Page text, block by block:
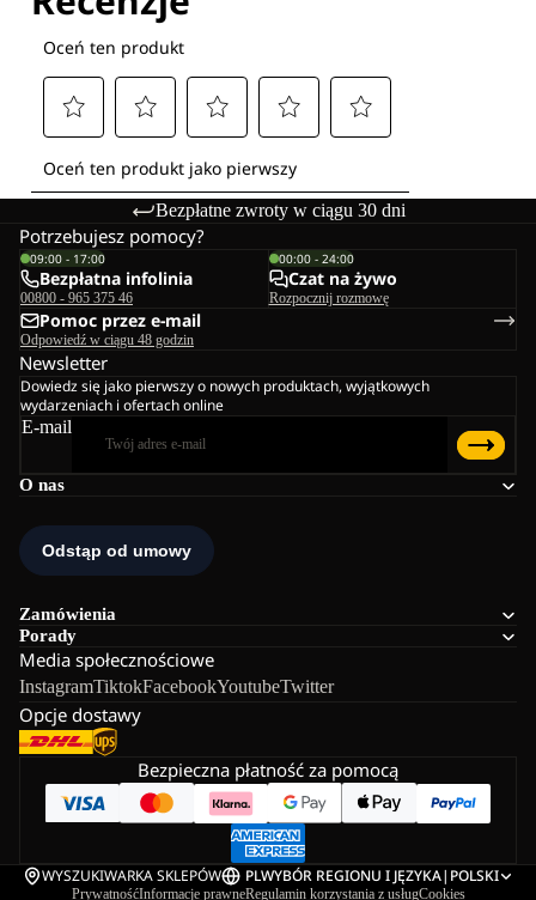
Bezpłatne zwroty w ciągu 30 dni
O nas
Zamówienia
Porady
Media społecznościowe
InstagramTiktokFacebookYoutubeTwitter
Opcje dostawy
Potrzebujesz pomocy?
09:00 - 17:00
Bezpłatna infolinia
00800 - 965 375 46
00:00 - 24:00
Czat na żywo
Rozpocznij rozmowę
Pomoc przez e-mail
Odpowiedź w ciągu 48 godzin
Newsletter
Dowiedz się jako pierwszy o nowych produktach, wyjątkowych
wydarzeniach i ofertach online
E-mail
Bezpieczna płatność za pomocą
WYSZUKIWARKA SKLEPÓW PLWYBÓR REGIONU I JĘZYKA| POLSKI
PrywatnośćInformacje prawneRegulamin korzystania z usługCookies